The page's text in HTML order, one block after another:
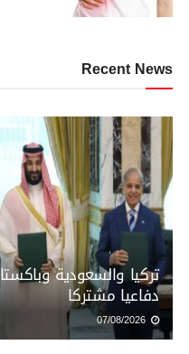
Recent News
تركيا والسعودية
دفاعيا مشتركا